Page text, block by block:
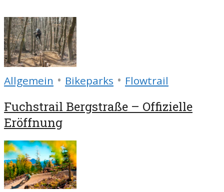
Allgemein • Bikeparks • Flowtrail
Fuchstrail Bergstraße – Offizielle
Eröffnung